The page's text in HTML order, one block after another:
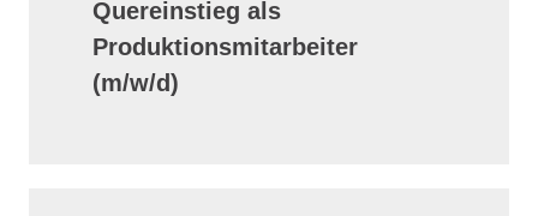
Quereinstieg als
Produktionsmitarbeiter
(m/w/d)